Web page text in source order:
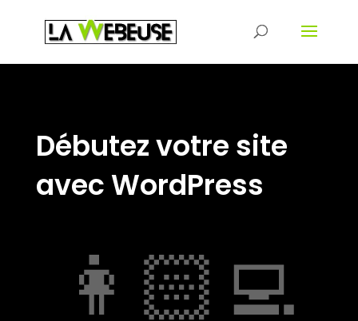
Débutez votre site
avec WordPress
👩🏻‍💻